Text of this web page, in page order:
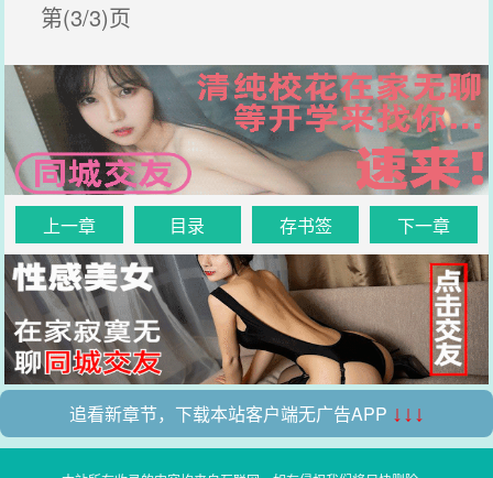
第(3/3)页
上一章 目录 存书签 下一章
追看新章节，下载本站客户端无广告APP ↓↓↓